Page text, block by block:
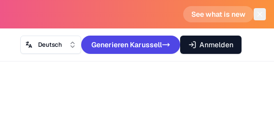
See what is new
Deutsch Generieren Karussell Anmelden